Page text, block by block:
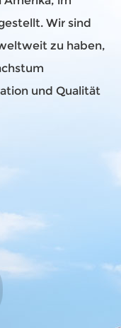
Wir sind
zu haben,
und Qualität